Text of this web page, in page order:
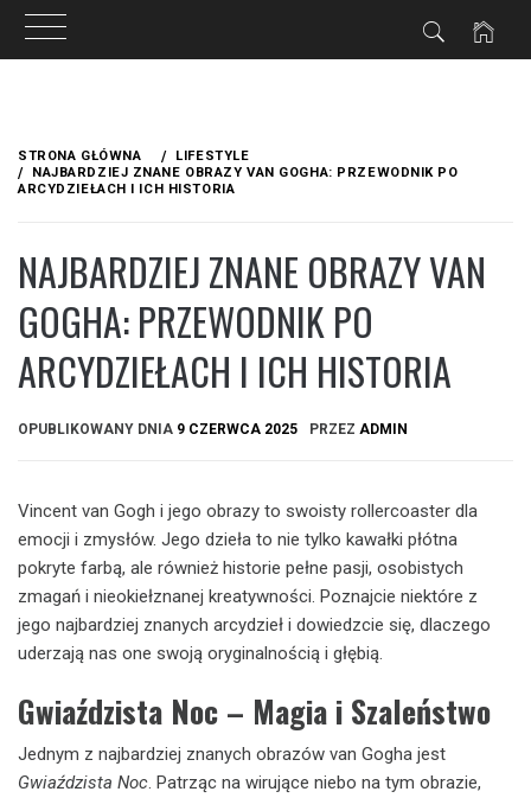
treści
STRONA GŁÓWNA
LIFESTYLE
NAJBARDZIEJ ZNANE OBRAZY VAN GOGHA: PRZEWODNIK PO
ARCYDZIEŁACH I ICH HISTORIA
NAJBARDZIEJ ZNANE OBRAZY VAN
GOGHA: PRZEWODNIK PO
ARCYDZIEŁACH I ICH HISTORIA
OPUBLIKOWANY DNIA 9 CZERWCA 2025 PRZEZ ADMIN
Vincent van Gogh i jego obrazy to swoisty rollercoaster dla
emocji i zmysłów. Jego dzieła to nie tylko kawałki płótna
pokryte farbą, ale również historie pełne pasji, osobistych
zmagań i nieokiełznanej kreatywności. Poznajcie niektóre z
jego najbardziej znanych arcydzieł i dowiedzcie się, dlaczego
uderzają nas one swoją oryginalnością i głębią.
Gwiaździsta Noc – Magia i Szaleństwo
Jednym z najbardziej znanych obrazów van Gogha jest
Gwiaździsta Noc . Patrząc na wirujące niebo na tym obrazie,